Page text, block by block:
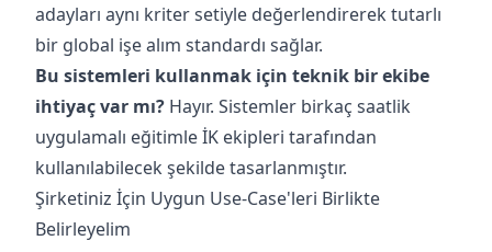
adayları aynı kriter setiyle değerlendirerek tutarlı
bir global işe alım standardı sağlar.
Bu sistemleri kullanmak için teknik bir ekibe
ihtiyaç var mı? Hayır. Sistemler birkaç saatlik
uygulamalı eğitimle İK ekipleri tarafından
kullanılabilecek şekilde tasarlanmıştır.
Şirketiniz İçin Uygun Use-Case'leri Birlikte
Belirleyelim